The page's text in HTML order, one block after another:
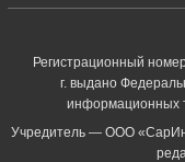
Регистрационный
г. выдано
информационных
Учредитель — ООО